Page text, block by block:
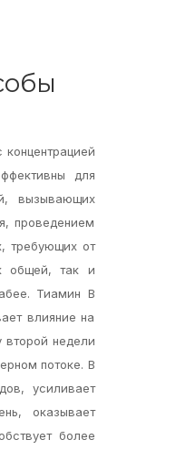
для
вызывающих
проведением
требующих от
общей, так и
Тиамин В
влияние на
второй недели
потоке. В
усиливает
оказывает
более